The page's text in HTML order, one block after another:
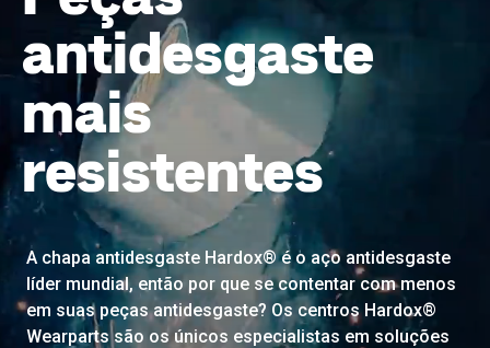
antidesgaste
mais
resistentes
A chapa antidesgaste Hardox® é o aço antidesgaste
líder mundial, então por que se contentar com menos
em suas peças antidesgaste? Os centros Hardox®
Wearparts são os únicos especialistas em soluções